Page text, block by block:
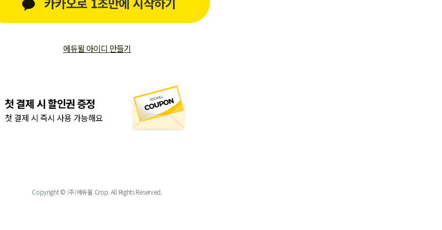
에듀윌 아이디 만들기
첫 결제 시 할인권 증정
첫 결제 시 즉시 사용 가능해요
Copyright © (주)에듀윌 Crop. All Rights Reserved.